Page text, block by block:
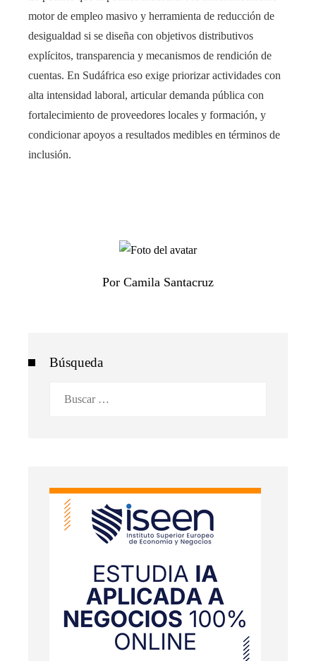
motor de empleo masivo y herramienta de reducción de
desigualdad si se diseña con objetivos distributivos
explícitos, transparencia y mecanismos de rendición de
cuentas. En Sudáfrica eso exige priorizar actividades con
alta intensidad laboral, articular demanda pública con
fortalecimiento de proveedores locales y formación, y
condicionar apoyos a resultados medibles en términos de
inclusión.
Por Camila Santacruz
Búsqueda